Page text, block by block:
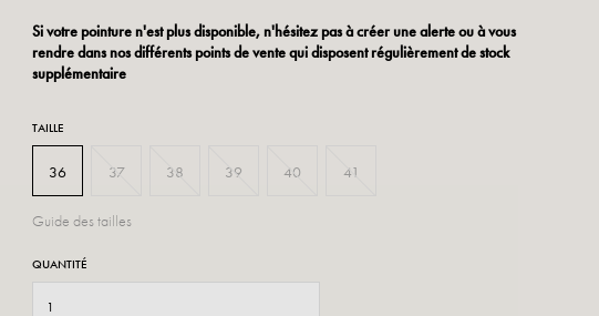
Si votre pointure n'est plus disponible, n'hésitez pas à créer une alerte ou à vous
rendre dans nos différents points de vente qui disposent régulièrement de stock
supplémentaire
TAILLE
36 37 38 39 40 41
Guide des tailles
QUANTITÉ